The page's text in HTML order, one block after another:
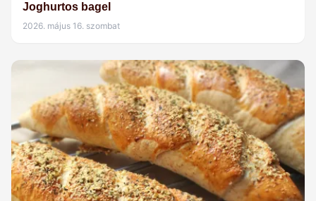
Joghurtos bagel
2026. május 16. szombat